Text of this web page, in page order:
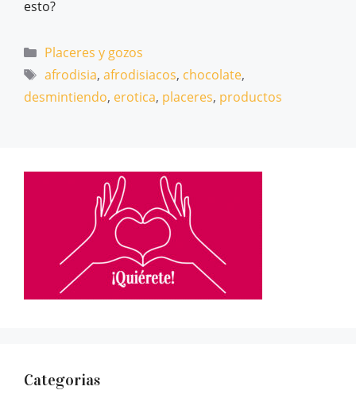
esto?
Categorías
Placeres y gozos
Etiquetas
afrodisia, afrodisiacos, chocolate,
desmintiendo, erotica, placeres, productos
Categorias